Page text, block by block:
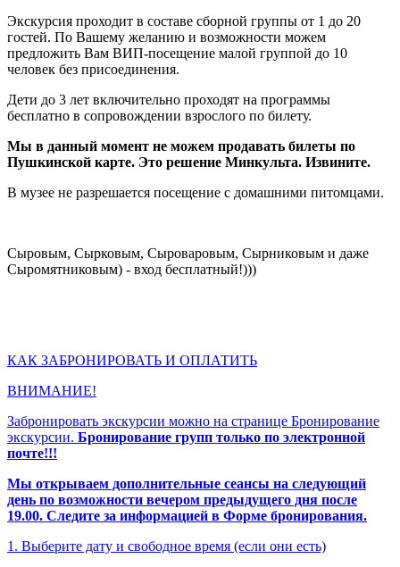
Экскурсия проходит в составе сборной группы от 1 до 20
гостей. По Вашему желанию и возможности можем
предложить Вам ВИП-посещение малой группой до 10
человек без присоединения.
Дети до 3 лет включительно проходят на программы
бесплатно в сопровождении взрослого по билету.
Мы в данный момент не можем продавать билеты по
Пушкинской карте. Это решение Минкульта. Извините.
В музее не разрешается посещение с домашними питомцами.
Сыровым, Сырковым, Сыроваровым, Сырниковым и даже
Сыромятниковым) - вход бесплатный!)))
КАК ЗАБРОНИРОВАТЬ И ОПЛАТИТЬ
ВНИМАНИЕ!
Забронировать экскурсии можно на странице Бронирование
экскурсии. Бронирование групп только по электронной
почте!!!
Мы открываем дополнительные сеансы на следующий
день по возможности вечером предыдущего дня после
19.00. Следите за информацией в Форме бронирования.
1. Выберите дату и свободное время (если они есть)